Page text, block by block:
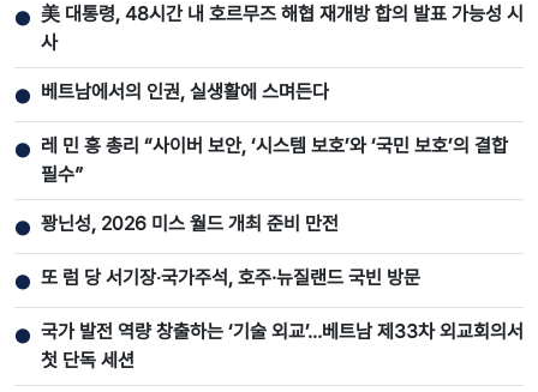
● 美 대통령, 48시간 내 호르무즈 해협 재개방 합의 발표 가능성 시
사
● 베트남에서의 인권, 실생활에 스며든다
● 레 민 흥 총리 “사이버 보안, ‘시스템 보호’와 ‘국민 보호’의 결합
필수”
● 꽝닌성, 2026 미스 월드 개최 준비 만전
● 또 럼 당 서기장‧국가주석, 호주·뉴질랜드 국빈 방문
● 국가 발전 역량 창출하는 ‘기술 외교’…베트남 제33차 외교회의서
첫 단독 세션